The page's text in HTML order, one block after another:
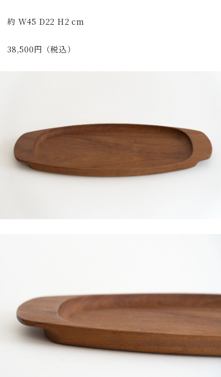
約 W45 D22 H2 cm
38,500円（税込）